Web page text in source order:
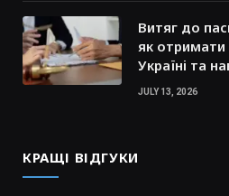
Витяг до
як отримати
Україні та
JULY 13, 2026
КРАЩІ ВІДГУКИ